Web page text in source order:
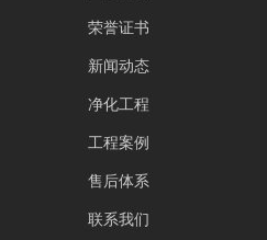
荣誉证书
新闻动态
净化工程
工程案例
售后体系
联系我们